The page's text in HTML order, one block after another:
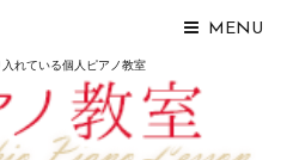
MENU
れている個人ピアノ教室